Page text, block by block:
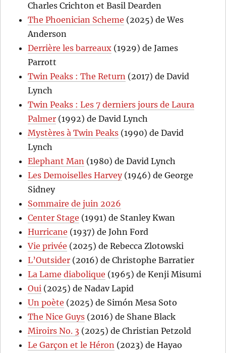
Charles Crichton et Basil Dearden
The Phoenician Scheme (2025) de Wes
Anderson
Derrière les barreaux (1929) de James
Parrott
Twin Peaks : The Return (2017) de David
Lynch
Twin Peaks : Les 7 derniers jours de Laura
Palmer (1992) de David Lynch
Mystères à Twin Peaks (1990) de David
Lynch
Elephant Man (1980) de David Lynch
Les Demoiselles Harvey(1946) de George
Sidney
Sommaire de juin 2026
Center Stage (1991) de Stanley Kwan
Hurricane (1937) de John Ford
Vie privée (2025) de Rebecca Zlotowski
L’Outsider (2016) de Christophe Barratier
La Lame diabolique (1965) de Kenji Misumi
Oui (2025) de Nadav Lapid
Un poète (2025) de Simón Mesa Soto
The Nice Guys (2016) de Shane Black
Miroirs No. 3 (2025) de Christian Petzold
Le Garçon et le Héron (2023) de Hayao